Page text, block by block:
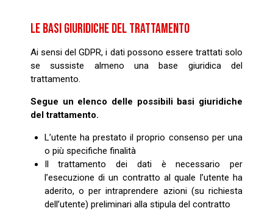
LE BASI GIURIDICHE DEL TRATTAMENTO
Ai sensi del GDPR, i dati possono essere trattati solo
se sussiste almeno una base giuridica del
trattamento.
Segue un elenco delle possibili basi giuridiche
del trattamento.
L’utente ha prestato il proprio consenso per una
o più specifiche finalità
Il trattamento dei dati è necessario per
l’esecuzione di un contratto al quale l’utente ha
aderito, o per intraprendere azioni (su richiesta
dell’utente) preliminari alla stipula del contratto